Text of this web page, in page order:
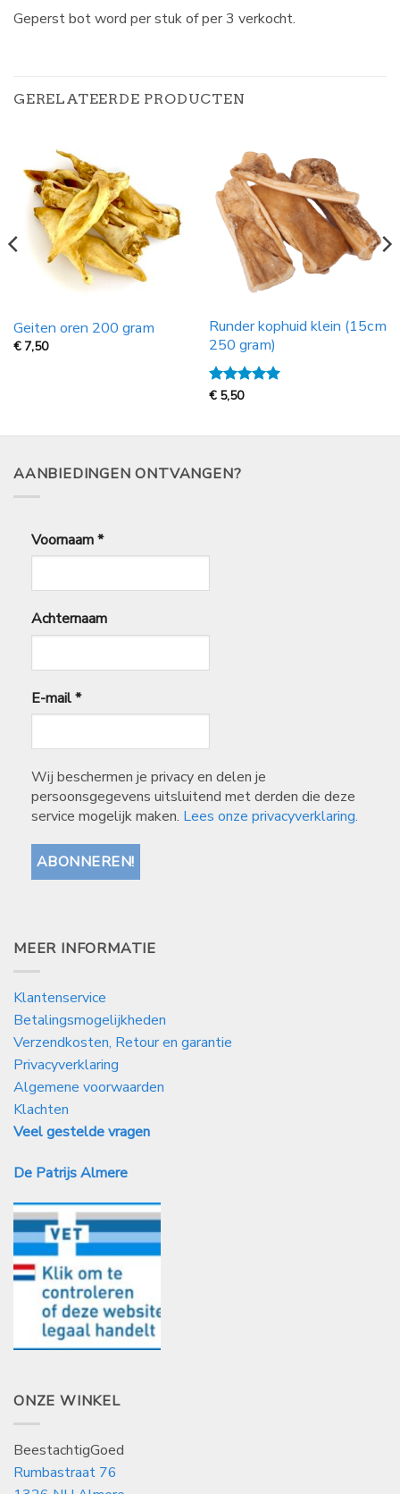
Geperst bot word per stuk of per 3 verkocht.
GERELATEERDE PRODUCTEN
Geiten oren 200 gram
€ 7,50
Runder kophuid klein (15cm
250 gram)
Gewaardeerd
€ 5,50
AANBIEDINGEN ONTVANGEN?
Voornaam*
Achternaam
E-mail*
Wij beschermen je privacy en delen je
persoonsgegevens uitsluitend met derden die deze
service mogelijk maken. Lees onze privacyverklaring.
MEER INFORMATIE
Klantenservice
Betalingsmogelijkheden
Verzendkosten, Retour en garantie
Privacyverklaring
Algemene voorwaarden
Klachten
Veel gestelde vragen
De Patrijs Almere
ONZE WINKEL
BeestachtigGoed
Rumbastraat 76